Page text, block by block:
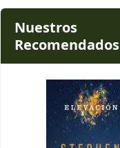
Nuestros
Recomendados